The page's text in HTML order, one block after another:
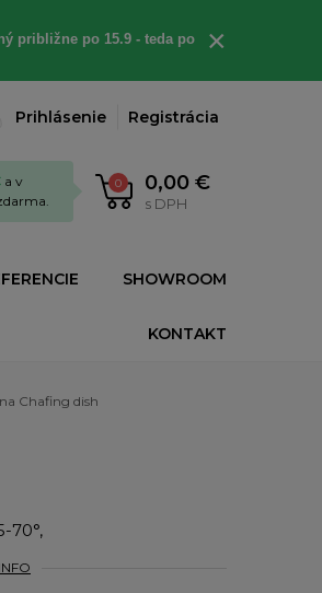
približne po 15.9 - teda po ×
Prihlásenie Registrácia
0 0,00 €
s DPH
a v
SHOWROOM
KONTAKT
Chafing dish
70°,